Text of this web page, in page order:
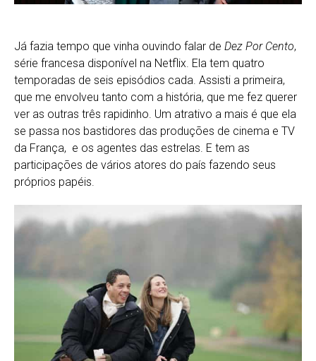
Já fazia tempo que vinha ouvindo falar de Dez Por Cento,
série francesa disponível na Netflix. Ela tem quatro
temporadas de seis episódios cada. Assisti a primeira,
que me envolveu tanto com a história, que me fez querer
ver as outras três rapidinho. Um atrativo a mais é que ela
se passa nos bastidores das produções de cinema e TV
da França, e os agentes das estrelas. E tem as
participações de vários atores do país fazendo seus
próprios papéis.